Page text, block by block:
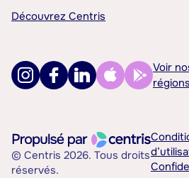
Découvrez Centris
Voir
régions
© Centris 2026. Tous droits
réservés.